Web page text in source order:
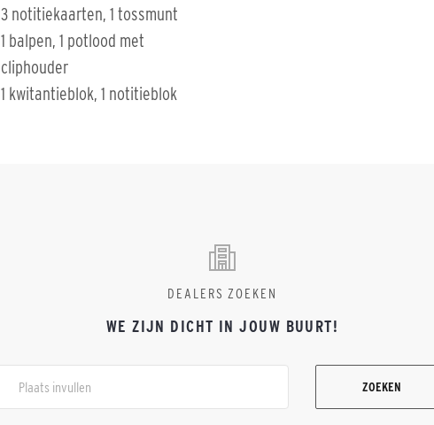
3 notitiekaarten, 1 tossmunt
1 balpen, 1 potlood met
cliphouder
1 kwitantieblok, 1 notitieblok
DEALERS ZOEKEN
WE ZIJN DICHT IN JOUW BUURT!
ZOEKEN